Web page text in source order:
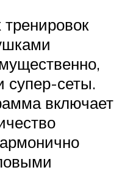
супер-сеты.
включает